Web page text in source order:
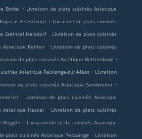
Bridel . Livraison de plats cuisinés Asiatique
Bereldange . Livraison de plats cuisinés
Steinsel Heisdorf . Livraison de plats cuisinés
Asiatique Kehlen . Livraison de plats cuisinés
de plats cuisinés Asiatique Bettemburg .
Asiatique Reckange-sur-Mess . Livraison
de plats cuisinés Asiatique Sandweiler .
. Livraison de plats cuisinés Asiatique
Asiatique Hassel . Livraison de plats cuisinés
. Livraison de plats cuisinés Asiatique
plats cuisinés Asiatique Peppange . Livraison